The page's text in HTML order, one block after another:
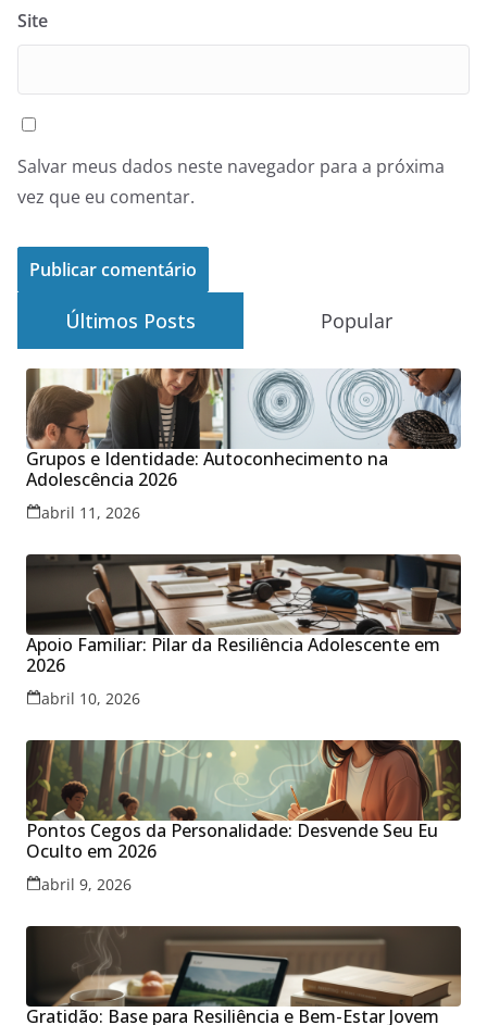
Site
Salvar meus dados neste navegador para a próxima
vez que eu comentar.
Últimos Posts Popular
Grupos e Identidade: Autoconhecimento na
Adolescência 2026
abril 11, 2026
Apoio Familiar: Pilar da Resiliência Adolescente em
2026
abril 10, 2026
Pontos Cegos da Personalidade: Desvende Seu Eu
Oculto em 2026
abril 9, 2026
Gratidão: Base para Resiliência e Bem-Estar Jovem